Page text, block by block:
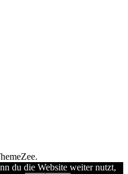
du die Website weiter nutzt,